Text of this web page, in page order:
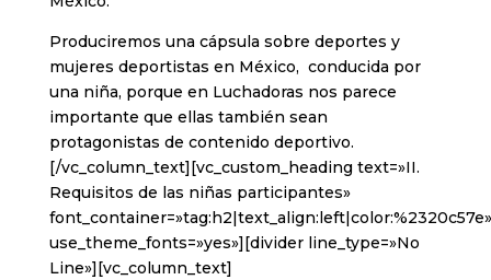
Produciremos una cápsula sobre deportes y
mujeres deportistas en México, conducida por
una niña, porque en Luchadoras nos parece
importante que ellas también sean
protagonistas de contenido deportivo.
[/vc_column_text][vc_custom_heading text=»II.
Requisitos de las niñas participantes»
font_container=»tag:h2|text_align:left|color:%2320c57e»
use_theme_fonts=»yes»][divider line_type=»No
Line»][vc_column_text]